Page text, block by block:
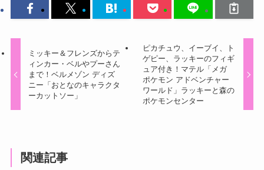
ミッキー＆フレンズからテ
ィンカー・ベルやプーさん
まで！ベルメゾン ディズ
ニー「おとなのキャラクタ
ーカットソー」
ピカチュウ、イーブイ、ト
ゲピー、ラッキーのフィギ
ュア付き！マテル「メガ
ポケモン アドベンチャー
ワールド」ラッキーと森の
ポケモンセンター
関連記事